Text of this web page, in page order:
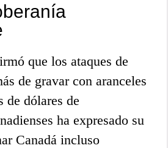
que los ataques de
de gravar con aranceles
de dólares de
ha expresado su
Canadá incluso